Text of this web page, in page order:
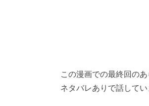
この漫画での最終回の
ネタバレありで話してい